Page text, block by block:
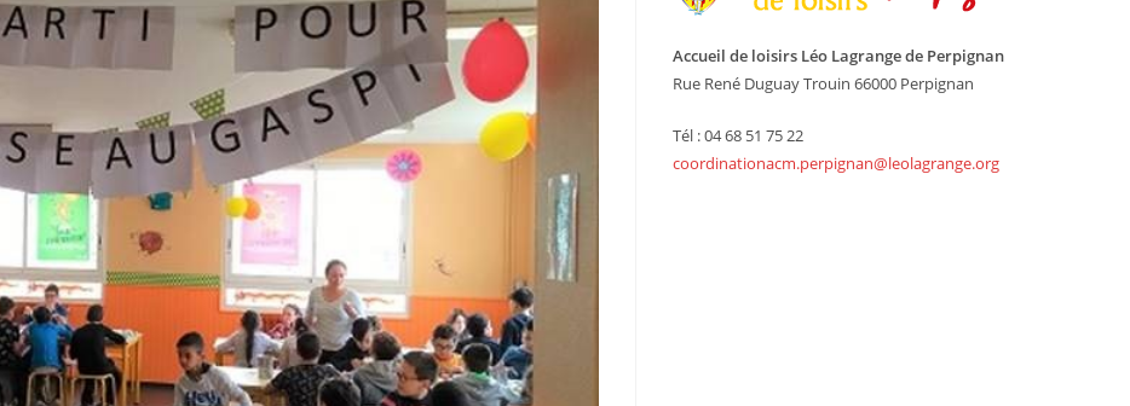
Accueil de loisirs Léo Lagrange de Perpignan
Rue René Duguay Trouin 66000 Perpignan
Tél : 04 68 51 75 22
coordinationacm.perpignan@leolagrange.org